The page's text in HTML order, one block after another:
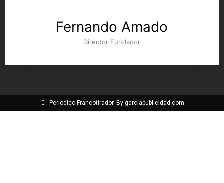
Fernando Amado
Director Fundador
Periodico Francotirador. By garciapublicidad.com